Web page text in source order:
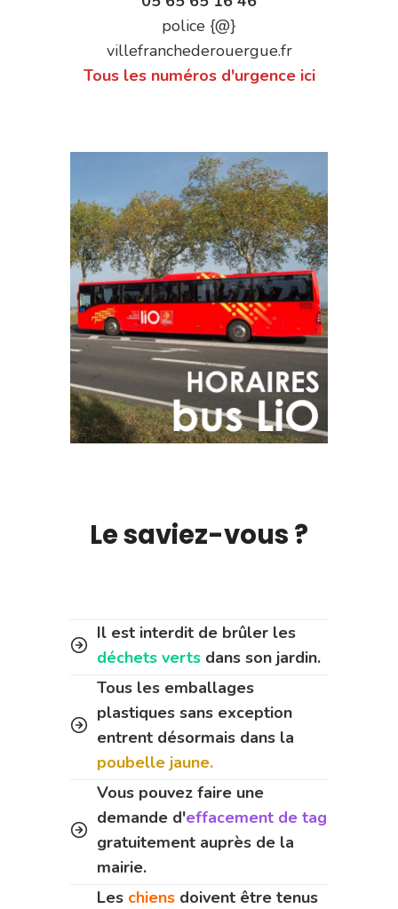
police {@}
villefranchederouergue.fr
Tous les numéros d'urgence ici
Le saviez-vous ?
Il est interdit de brûler les
déchets verts dans son jardin.
Tous les emballages
plastiques sans exception
entrent désormais dans la
poubelle jaune.
Vous pouvez faire une
demande d'effacement de tag
gratuitement auprès de la
mairie.
Les chiens doivent être tenus